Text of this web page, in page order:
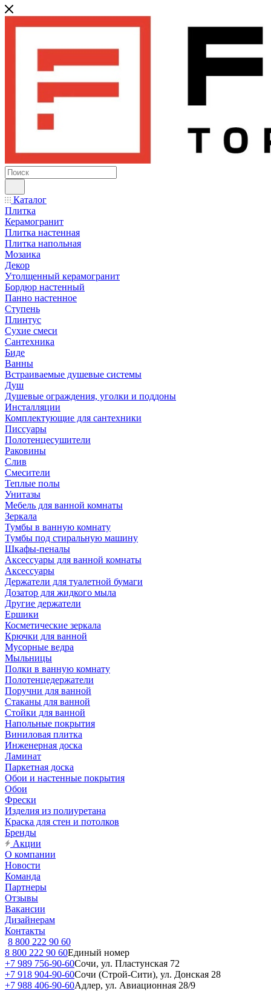
Каталог
Плитка
Керамогранит
Плитка настенная
Плитка напольная
Мозаика
Декор
Утолщенный керамогранит
Бордюр настенный
Панно настенное
Ступень
Плинтус
Сухие смеси
Сантехника
Биде
Ванны
Встраиваемые душевые системы
Душ
Душевые ограждения, уголки и поддоны
Инсталляции
Комплектующие для сантехники
Писсуары
Полотенцесушители
Раковины
Слив
Смесители
Теплые полы
Унитазы
Мебель для ванной комнаты
Зеркала
Тумбы в ванную комнату
Тумбы под стиральную машину
Шкафы-пеналы
Аксессуары для ванной комнаты
Аксессуары
Держатели для туалетной бумаги
Дозатор для жидкого мыла
Другие держатели
Ершики
Косметические зеркала
Крючки для ванной
Мусорные ведра
Мыльницы
Полки в ванную комнату
Полотенцедержатели
Поручни для ванной
Стаканы для ванной
Стойки для ванной
Напольные покрытия
Виниловая плитка
Инженерная доска
Ламинат
Паркетная доска
Обои и настенные покрытия
Обои
Фрески
Изделия из полиуретана
Краска для стен и потолков
Бренды
Акции
О компании
Новости
Команда
Партнеры
Отзывы
Вакансии
Дизайнерам
Контакты
8 800 222 90 60
8 800 222 90 60Единый номер
+7 989 756-90-60Сочи, ул. Пластунская 72
+7 918 904-90-60Сочи (Строй-Сити), ул. Донская 28
+7 988 406-90-60Адлер, ул. Авиационная 28/9